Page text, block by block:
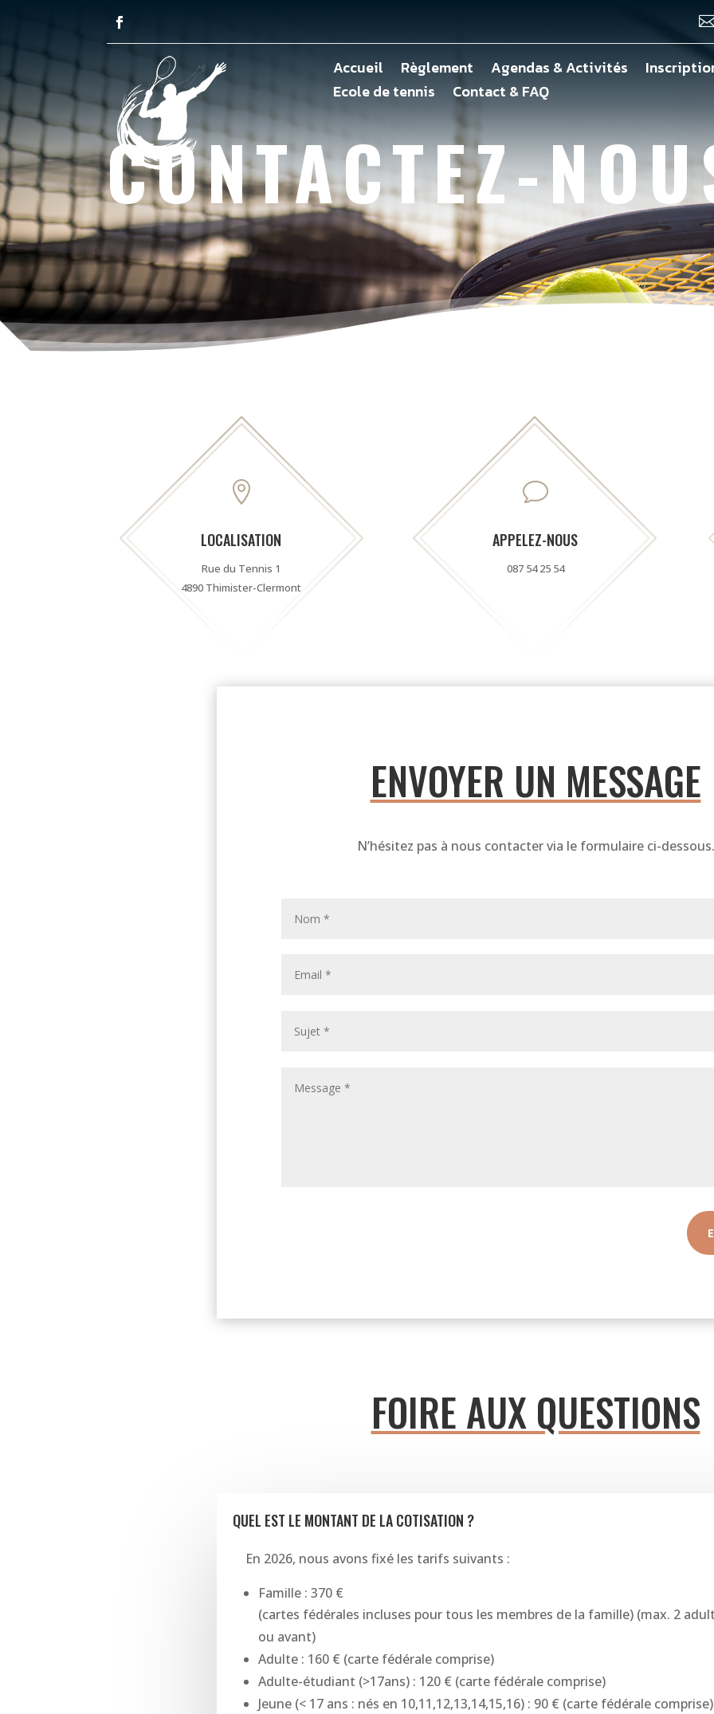

Accueil Règlement Agendas & Activités
Ecole de tennis
Contact & FAQ
CONTACTEZ-

LOCALISATION
Rue du Tennis 1
4890 Thimister-Clermont
v
APPELEZ-NOUS
087 54 25 54
ENVOYER UN MESSAGE
N’hésitez pas à nous contacter via le formulaire ci-dessous.
FOIRE AUX QUESTIONS
QUEL EST LE MONTANT DE LA COTISATION ?
En 2026, nous avons fixé les tarifs suivants :
Famille : 370 €
(cartes fédérales incluses pour tous les membres de la famille) (max. 2
ou avant)
Adulte : 160 € (carte fédérale comprise)
Adulte-étudiant (>17ans) : 120 € (carte fédérale comprise)
Jeune (< 17 ans : nés en 10,11,12,13,14,15,16) : 90 € (carte fédérale comprise)